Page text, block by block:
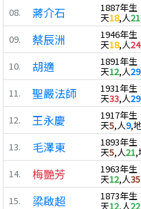
08. 蔣介石 1887年生
天18,人21
09. 蔡辰洲 1946年生
天18,人24
10. 胡適 1891年生
天12,人29
11. 聖嚴法師 1931年生
天33,人29
12. 王永慶 1917年生
天5,人9,
13. 毛澤東 1893年生
天5,人21,
14. 梅艷芳 1963年生
天12,人35
15. 梁啟超 1873年生
天12,人22